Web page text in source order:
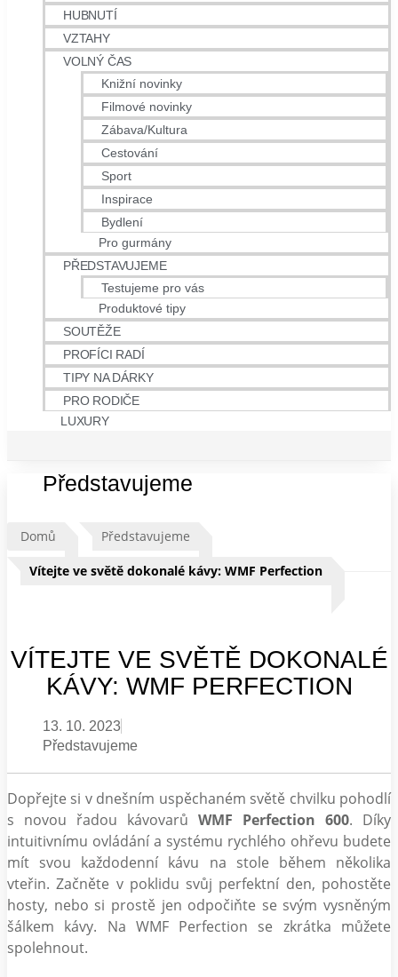
HUBNUTÍ
VZTAHY
VOLNÝ ČAS
Knižní novinky
Filmové novinky
Zábava/Kultura
Cestování
Sport
Inspirace
Bydlení
Pro gurmány
PŘEDSTAVUJEME
Testujeme pro vás
Produktové tipy
SOUTĚŽE
PROFÍCI RADÍ
TIPY NA DÁRKY
PRO RODIČE
LUXURY
Představujeme
Domů Představujeme
Vítejte ve světě dokonalé kávy: WMF Perfection
VÍTEJTE VE SVĚTĚ DOKONALÉ
KÁVY: WMF PERFECTION
13. 10. 2023
Představujeme
Dopřejte si v dnešním uspěchaném světě chvilku pohodlí
s novou řadou kávovarů WMF Perfection 600. Díky
intuitivnímu ovládání a systému rychlého ohřevu budete
mít svou každodenní kávu na stole během několika
vteřin. Začněte v poklidu svůj perfektní den, pohostěte
hosty, nebo si prostě jen odpočiňte se svým vysněným
šálkem kávy. Na WMF Perfection se zkrátka můžete
spolehnout.